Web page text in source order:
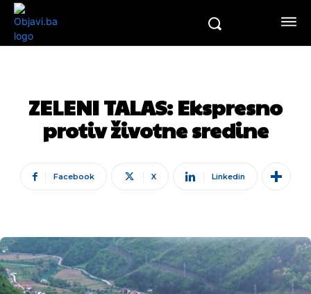
ZELENI TALAS: Ekspresno
protiv životne sredine
Facebook X Linkedin